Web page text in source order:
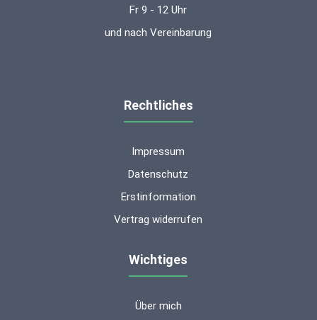
Fr 9 - 12 Uhr
und nach Vereinbarung
Rechtliches
Impressum
Datenschutz
Erstinformation
Vertrag widerrufen
Wichtiges
Über mich